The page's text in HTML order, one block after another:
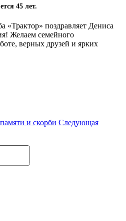
45 лет.
«Трактор» поздравляет Дениса
Желаем семейного
верных друзей и ярких
и скорби Следующая